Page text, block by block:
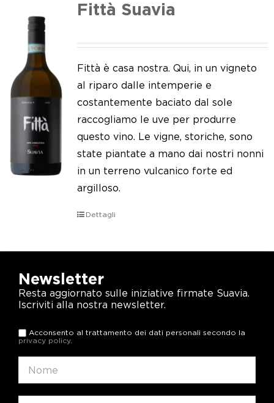
Fittà Suavia
Fittà è casa nostra. Qui, in un vigneto
al riparo dalle intemperie e
costantemente baciato dal sole
raccogliamo le uve per produrre
questo vino. Le vigne, storiche, sono
state piantate a mano dai nostri nonni
in un terreno vulcanico forte ed
argilloso.
Dettagli
Newsletter
Resta aggiornato sulle iniziative firmate Suavia.
Iscriviti alla nostra newsletter.
Acconsento al trattamento dei dati personali secondo la
privacy policy.